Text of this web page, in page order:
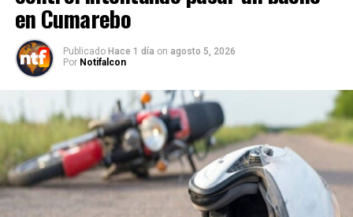
en Cumarebo
Publicado Hace 1 día on agosto 5, 2026
Por Notifalcon